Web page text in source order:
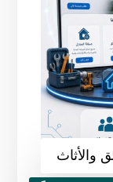
والأثاث